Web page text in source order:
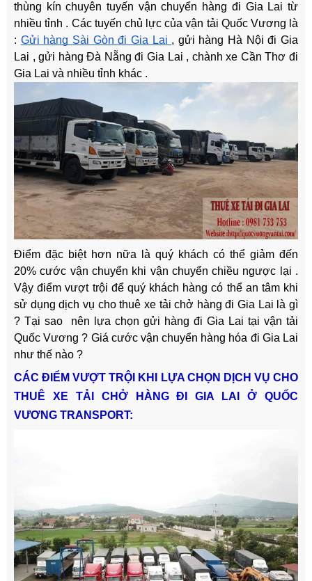
thùng kín chuyên tuyến vận chuyển hàng đi Gia Lai từ
nhiều tỉnh . Các tuyến chủ lực của vận tải Quốc Vương là
: Gửi hàng Sài Gòn đi Gia Lai , gửi hàng Hà Nội đi Gia
Lai , gửi hàng Đà Nẵng đi Gia Lai , chành xe Cần Thơ đi
Gia Lai và nhiều tỉnh khác .
Điểm đặc biệt hơn nữa là quý khách có thể giảm đến
20% cước vận chuyển khi vận chuyển chiều ngược lại .
Vậy điểm vượt trội để quý khách hàng có thể an tâm khi
sử dụng dịch vụ cho thuê xe tải chở hàng đi Gia Lai là gì
? Tại sao nên lựa chọn gửi hàng đi Gia Lai tại vận tải
Quốc Vương ? Giá cước vận chuyển hàng hóa đi Gia Lai
như thế nào ?
CÁC ĐIỂM VƯỢT TRỘI KHI LỰA CHỌN DỊCH VỤ CHO
THUÊ XE TẢI CHỞ HÀNG ĐI GIA LAI Ở QUỐC
VƯƠNG TRANSPORT: